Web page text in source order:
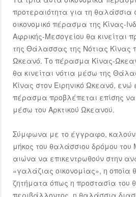
προτεραιότητα για τη θαλάσσια
οικονομικό πέρασμα της Κίνας-
Αφρικής-Μεσογείου θα κινείται
της Θάλασσας της Νότιας Κίνας
Ωκεανό. Το πέρασμα Κίνας-
θα κινείται νότια μέσω της
Κίνας στον Ειρηνικό Ωκεανό, ενώ
πέρασμα προβλέπεται επίσης
μέσω του Αρκτικού Ωκεανού.
Σύμφωνα με το έγγραφο,
μήκος του θαλάσσιου δρόμου του
αιώνα να επικεντρωθούν στην
«γαλάζιας οικονομίας», η οποία
ζητήματα όπως η προστασία του